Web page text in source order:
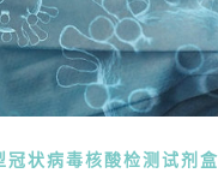
冠状病毒核酸检测试剂盒